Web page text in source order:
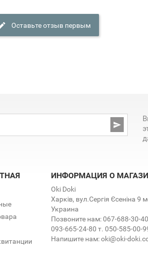
Оставьте отзыв первым

ИНФОРМАЦИЯ О
Oki Doki
Харків, вул.Сергія Єсеніна 9
Украина
Позвоните нам:067-688-30-
093-665-24-80 т. 050-585-00-
Напишите нам:oki@oki-